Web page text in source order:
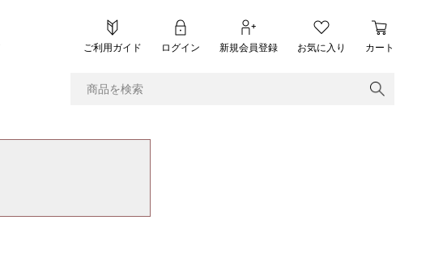
ご利用ガイド ログイン 新規会員登録 お気に入り カート